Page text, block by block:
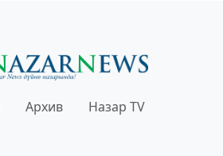
Архив
Назар TV